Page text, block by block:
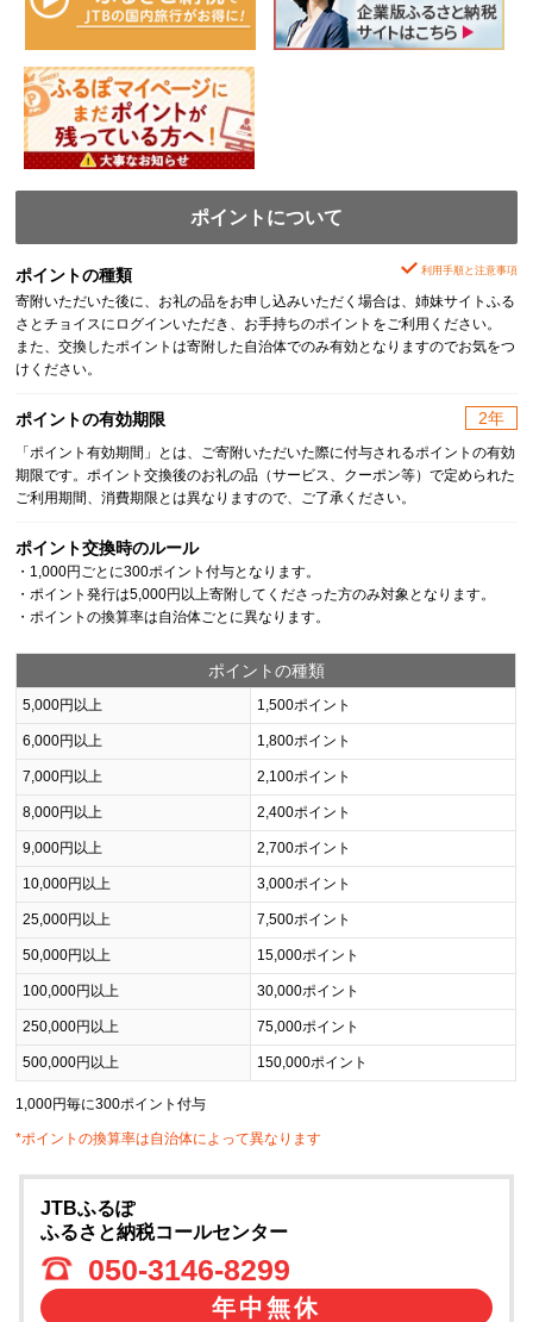
ポイントについて
ポイントの種類 利用手順と注意事項
寄附いただいた後に、お礼の品をお申し込みいただく場合は、姉妹サイトふる
さとチョイスにログインいただき、お手持ちのポイントをご利用ください。
また、交換したポイントは寄附した自治体でのみ有効となりますのでお気をつ
けください。
ポイントの有効期限 2年
「ポイント有効期間」とは、ご寄附いただいた際に付与されるポイントの有効
期限です。ポイント交換後のお礼の品（サービス、クーポン等）で定められた
ご利用期間、消費期限とは異なりますので、ご了承ください。
ポイント交換時のルール
・1,000円ごとに300ポイント付与となります。
・ポイント発行は5,000円以上寄附してくださった方のみ対象となります。
・ポイントの換算率は自治体ごとに異なります。
ポイントの種類
5,000円以上 1,500ポイント
6,000円以上 1,800ポイント
7,000円以上 2,100ポイント
8,000円以上 2,400ポイント
9,000円以上 2,700ポイント
10,000円以上 3,000ポイント
25,000円以上 7,500ポイント
50,000円以上 15,000ポイント
100,000円以上 30,000ポイント
250,000円以上 75,000ポイント
500,000円以上 150,000ポイント
1,000円毎に300ポイント付与
*ポイントの換算率は自治体によって異なります
JTBふるぽ
ふるさと納税コールセンター
050-3146-8299
年中無休